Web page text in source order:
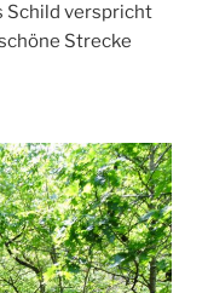
Schild verspricht
Strecke